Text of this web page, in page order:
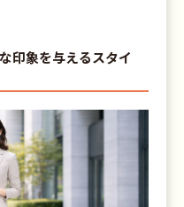
印象を与えるスタイ